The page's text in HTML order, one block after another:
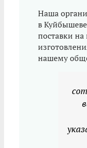
Наша
в
поставки на
нашему